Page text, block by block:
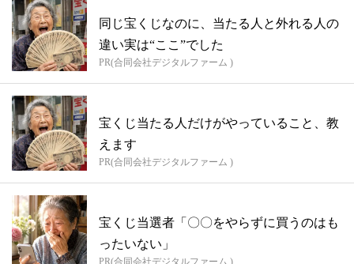
同じ宝くじなのに、当たる人と外れる人の
違い実は“ここ”でした
PR(合同会社デジタルファーム )
宝くじ当たる人だけがやっていること、教
えます
PR(合同会社デジタルファーム )
宝くじ当選者「〇〇をやらずに買うのはも
ったいない」
PR(合同会社デジタルファーム )